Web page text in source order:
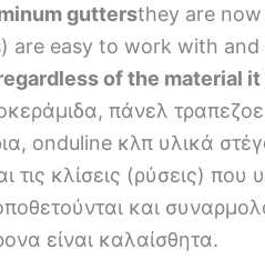
guttersthey are
are easy to work with
of the material
πάνελ
onduline κλπ υλικά
τις κλίσεις (ρύσεις) που
και
είναι καλαίσθητα.